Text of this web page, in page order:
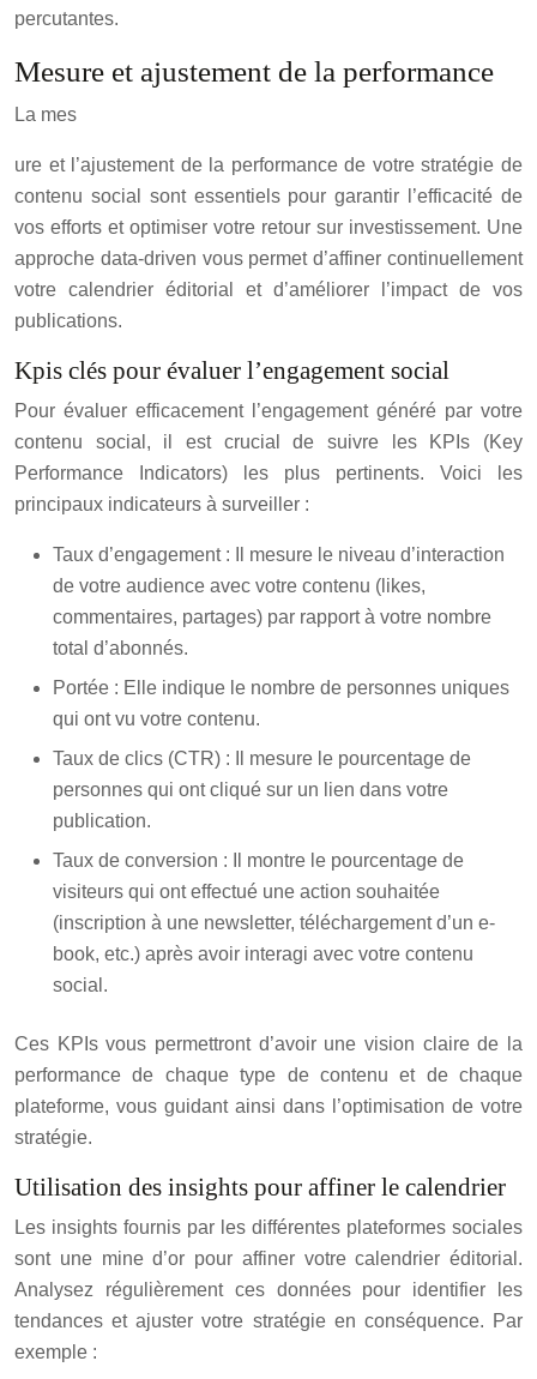
percutantes.
Mesure et ajustement de la performance
La mes
ure et l’ajustement de la performance de votre stratégie de
contenu social sont essentiels pour garantir l’efficacité de
vos efforts et optimiser votre retour sur investissement. Une
approche data-driven vous permet d’affiner continuellement
votre calendrier éditorial et d’améliorer l’impact de vos
publications.
Kpis clés pour évaluer l’engagement social
Pour évaluer efficacement l’engagement généré par votre
contenu social, il est crucial de suivre les KPIs (Key
Performance Indicators) les plus pertinents. Voici les
principaux indicateurs à surveiller :
Taux d’engagement : Il mesure le niveau d’interaction
de votre audience avec votre contenu (likes,
commentaires, partages) par rapport à votre nombre
total d’abonnés.
Portée : Elle indique le nombre de personnes uniques
qui ont vu votre contenu.
Taux de clics (CTR) : Il mesure le pourcentage de
personnes qui ont cliqué sur un lien dans votre
publication.
Taux de conversion : Il montre le pourcentage de
visiteurs qui ont effectué une action souhaitée
(inscription à une newsletter, téléchargement d’un e-
book, etc.) après avoir interagi avec votre contenu
social.
Ces KPIs vous permettront d’avoir une vision claire de la
performance de chaque type de contenu et de chaque
plateforme, vous guidant ainsi dans l’optimisation de votre
stratégie.
Utilisation des insights pour affiner le calendrier
Les insights fournis par les différentes plateformes sociales
sont une mine d’or pour affiner votre calendrier éditorial.
Analysez régulièrement ces données pour identifier les
tendances et ajuster votre stratégie en conséquence. Par
exemple :